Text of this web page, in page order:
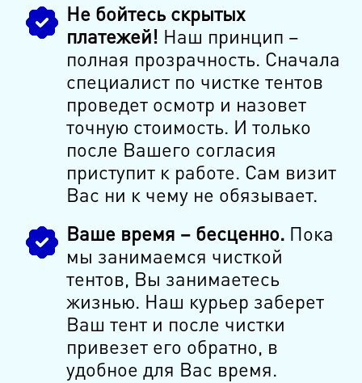
Не бойтесь скрытых
платежей! Наш принцип –
полная прозрачность. Сначала
специалист по чистке тентов
проведет осмотр и назовет
точную стоимость. И только
после Вашего согласия
приступит к работе. Сам визит
Вас ни к чему не обязывает.
Ваше время – бесценно.Пока
мы занимаемся чисткой
тентов, Вы занимаетесь
жизнью. Наш курьер заберет
Ваш тент и после чистки
привезет его обратно, в
удобное для Вас время.